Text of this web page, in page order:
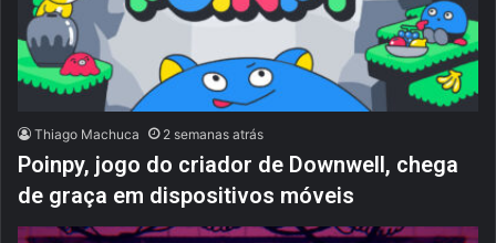
Thiago Machuca 2 semanas atrás
Poinpy, jogo do criador de Downwell, chega
de graça em dispositivos móveis